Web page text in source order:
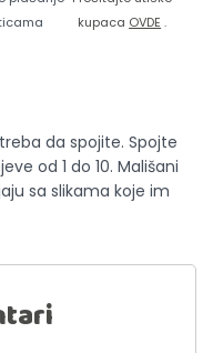
kupaca OVDE .
da spojite. Spojte
od 1 do 10. Mališani
sa slikama koje im